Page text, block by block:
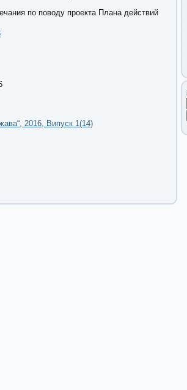
по поводу проекта Плана действий
2016, Випуск 1(14)